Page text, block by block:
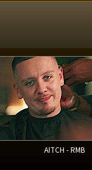
AITCH - RMB